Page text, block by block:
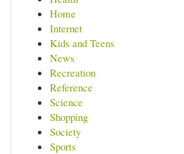
Home
Internet
Kids and Teens
News
Recreation
Reference
Science
Shopping
Society
Sports